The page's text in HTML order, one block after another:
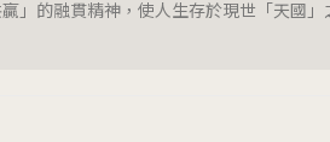
」的融貫精神，使人生存於現世「天國」